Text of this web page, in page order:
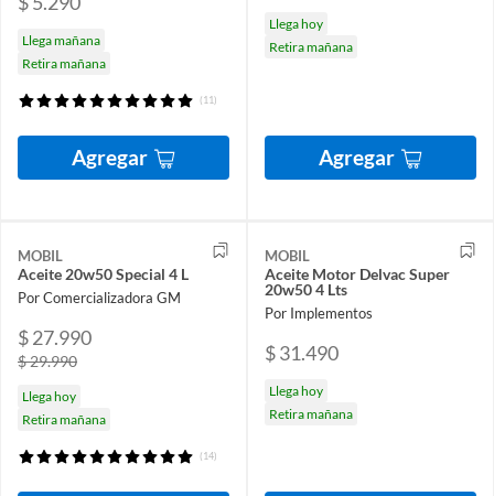
Llega mañana
Retira mañana
(11)
Agregar
Llega hoy
Retira mañana
Agregar
MOBIL
Aceite 20w50 Special 4 L
Por Comercializadora GM
$ 27.990
$ 29.990
Llega hoy
Retira mañana
(14)
MOBIL
Aceite Motor Delvac Super
20w50 4 Lts
Por Implementos
$ 31.490
Llega hoy
Retira mañana